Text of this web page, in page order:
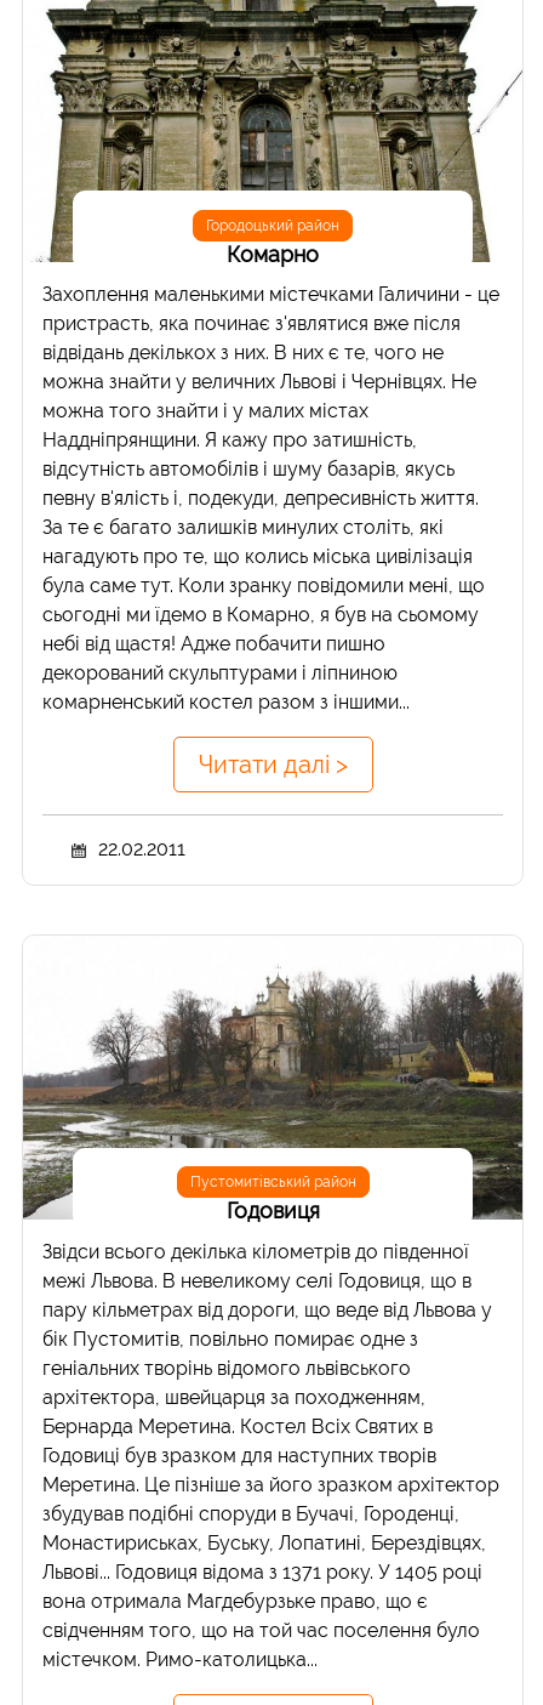
Городоцький район
Комарно
Захоплення маленькими містечками Галичини - це
пристрасть, яка починає з'являтися вже після
відвідань декількох з них. В них є те, чого не
можна знайти у величних Львові і Чернівцях. Не
можна того знайти і у малих містах
Наддніпрянщини. Я кажу про затишність,
відсутність автомобілів і шуму базарів, якусь
певну в'ялість і, подекуди, депресивність життя.
За те є багато залишків минулих століть, які
нагадують про те, що колись міська цивілізація
була саме тут. Коли зранку повідомили мені, що
сьогодні ми їдемо в Комарно, я був на сьомому
небі від щастя! Адже побачити пишно
декорований скульптурами і ліпниною
комарненський костел разом з іншими...
Читати далі >
22.02.2011
Пустомитівський район
Годовиця
Звідси всього декілька кілометрів до південної
межі Львова. В невеликому селі Годовиця, що в
пару кільметрах від дороги, що веде від Львова у
бік Пустомитів, повільно помирає одне з
геніальних творінь відомого львівського
архітектора, швейцарця за походженням,
Бернарда Меретина. Костел Всіх Святих в
Годовиці був зразком для наступних творів
Меретина. Це пізніше за його зразком архітектор
збудував подібні споруди в Бучачі, Городенці,
Монастириськах, Буську, Лопатині, Берездівцях,
Львові... Годовиця відома з 1371 року. У 1405 році
вона отримала Магдебурзьке право, що є
свідченням того, що на той час поселення було
містечком. Римо-католицька...